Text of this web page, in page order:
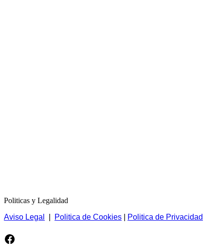
Politicas y Legalidad
Aviso Legal
Politica de Cookies Politica de Privacidad
Facebook